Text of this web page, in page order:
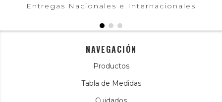
Entregas Nacionales e Internacionales
NAVEGACIÓN
Productos
Tabla de Medidas